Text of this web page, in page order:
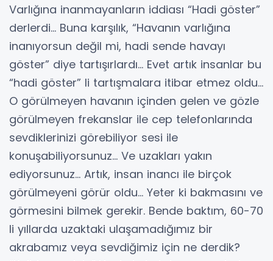
Varlığına inanmayanların iddiası “Hadi göster”
derlerdi… Buna karşılık, “Havanın varlığına
inanıyorsun değil mi, hadi sende havayı
göster” diye tartışırlardı… Evet artık insanlar bu
“hadi göster” li tartışmalara itibar etmez oldu…
O görülmeyen havanın içinden gelen ve gözle
görülmeyen frekanslar ile cep telefonlarında
sevdiklerinizi görebiliyor sesi ile
konuşabiliyorsunuz… Ve uzakları yakın
ediyorsunuz… Artık, insan inancı ile birçok
görülmeyeni görür oldu… Yeter ki bakmasını ve
görmesini bilmek gerekir. Bende baktım, 60-70
li yıllarda uzaktaki ulaşamadığımız bir
akrabamız veya sevdiğimiz için ne derdik?